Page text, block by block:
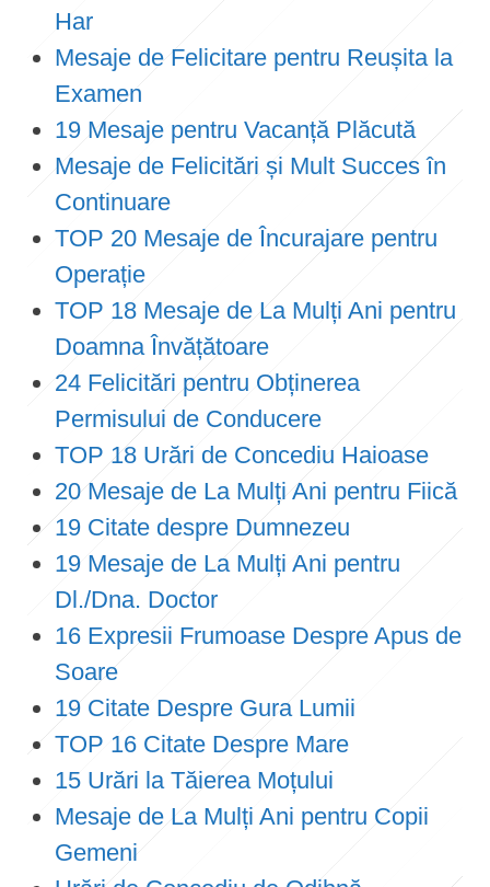
Har
Mesaje de Felicitare pentru Reușita la
Examen
19 Mesaje pentru Vacanță Plăcută
Mesaje de Felicitări și Mult Succes în
Continuare
TOP 20 Mesaje de Încurajare pentru
Operație
TOP 18 Mesaje de La Mulți Ani pentru
Doamna Învățătoare
24 Felicitări pentru Obținerea
Permisului de Conducere
TOP 18 Urări de Concediu Haioase
20 Mesaje de La Mulți Ani pentru Fiică
19 Citate despre Dumnezeu
19 Mesaje de La Mulți Ani pentru
Dl./Dna. Doctor
16 Expresii Frumoase Despre Apus de
Soare
19 Citate Despre Gura Lumii
TOP 16 Citate Despre Mare
15 Urări la Tăierea Moțului
Mesaje de La Mulți Ani pentru Copii
Gemeni